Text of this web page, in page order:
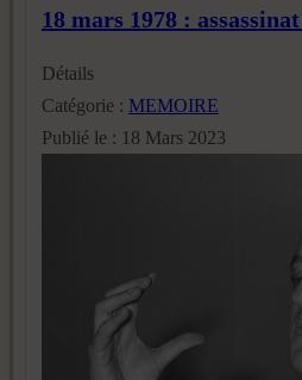
18 mars 1978 :
Détails
Catégorie : MEMOIRE
Publié le : 18 Mars 2023